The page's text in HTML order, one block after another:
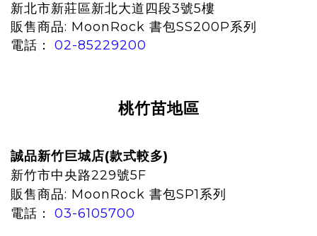
新北市新莊區新北大道四段3號5樓
販售商品: MoonRock 書包SS200P系列
電話：
02-85229200
桃竹苗地區
誠品新竹巨城店(款式較多)
新竹市中央路229號5F
販售商品: MoonRock 書包SP1系列
電話：
03-6105700